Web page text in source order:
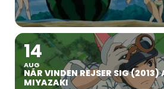
14
AUG
NÅR VINDEN REJSER SIG (2013)
MIYAZAKI